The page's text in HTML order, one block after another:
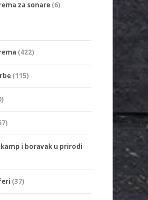
za sonare (6)
(422)
(115)
i boravak u prirodi
(37)